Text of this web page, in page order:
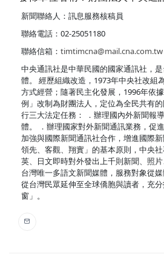
新聞聯絡人：訊息服務核稿員
聯絡電話：02-25051180
聯絡信箱： timtimcna@mail.cna.com.tw
中央通訊社是中華民國的國家通訊社，
體。 經歷組織改造，1973年中央社改組
方式經營；隨著民主化發展，1996年依
例」改制為財團法人，定位為全民共有
行三大法定任務： ．辦理國內外新聞報
體。 ．辦理國家對外新聞通訊業務，促
加強與國際新聞通訊社合作，增進國際新
領先、客觀、翔實」的基本原則，中央社
英、日文即時對外發出上千則新聞、照
台灣唯一多語文新聞媒體，服務對象從
從台灣民眾延伸至全球僑胞與讀者，充
窗」。